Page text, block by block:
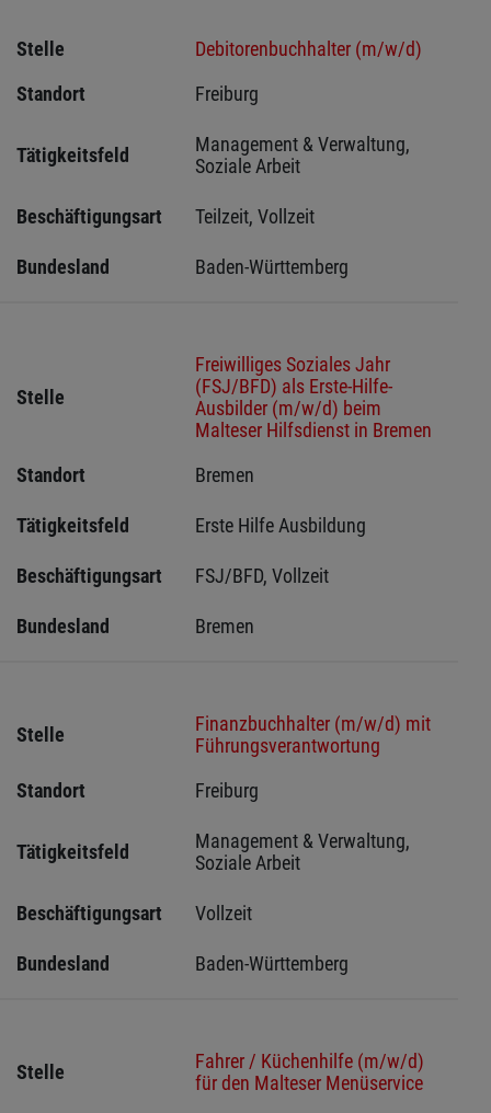
Stelle
Debitorenbuchhalter (m/w/d)
Standort
Freiburg
Tätigkeitsfeld
Management & Verwaltung,
Soziale Arbeit
Beschäftigungsart Teilzeit, Vollzeit
Bundesland Baden-Württemberg
Stelle
Freiwilliges Soziales Jahr
(FSJ/BFD) als Erste-Hilfe-
Ausbilder (m/w/d) beim
Malteser Hilfsdienst in Bremen
Standort
Bremen
Tätigkeitsfeld Erste Hilfe Ausbildung
Beschäftigungsart FSJ/BFD, Vollzeit
Bundesland Bremen
Stelle
Finanzbuchhalter (m/w/d) mit
Führungsverantwortung
Standort
Freiburg
Tätigkeitsfeld
Management & Verwaltung,
Soziale Arbeit
Beschäftigungsart Vollzeit
Bundesland Baden-Württemberg
Stelle
Fahrer / Küchenhilfe (m/w/d)
für den Malteser Menüservice